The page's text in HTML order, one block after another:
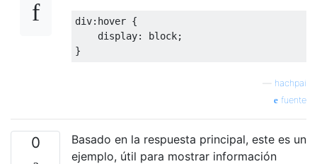
div: hover {
    display
: block;
}
hachpai
fuente
0
Basado en la respuesta principal, este es un
ejemplo, útil para mostrar información